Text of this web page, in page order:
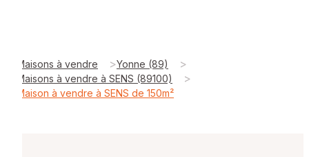
Maisons à vendre >Yonne (89) >
Maisons à vendre à SENS (89100) >
Maison à vendre à SENS de 150m²